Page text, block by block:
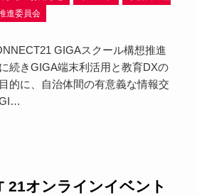
進委員会
GIGAスクール構想推進
続きGIGA端末利活用と教育DXの
的に、自治体間の有意義な情報交
21オンラインイベント